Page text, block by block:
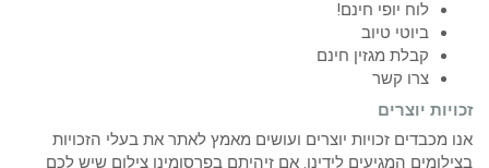
לוח יופי חינם!
ביוטי טיוב
קבלת מגזין חינם
צרו קשר
זכויות יוצרים
אנו מכבדים זכויות יוצרים ועושים מאמץ לאתר את בעלי הזכויות
בצילומים המגיעים לידינו. אם זיהיתם בפרסומינו צילום שיש לכם